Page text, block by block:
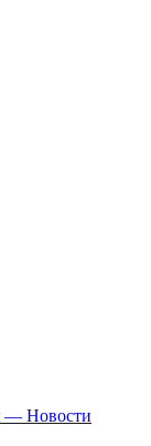
— Новости